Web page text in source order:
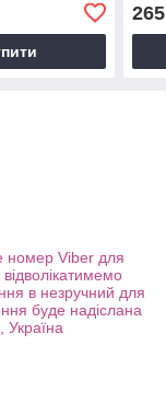
265
номер Viber для
в незручний для
буде надіслана
Україна